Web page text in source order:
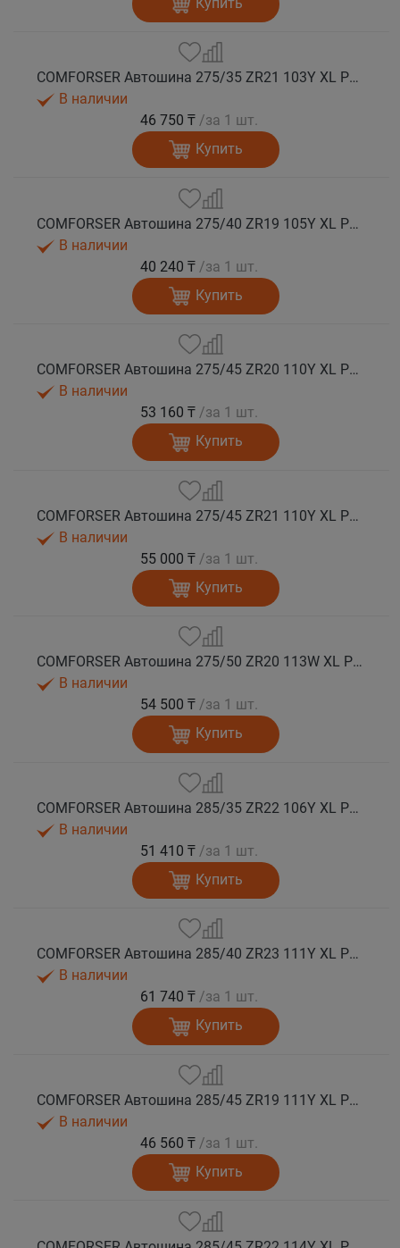
COMFORSER Автошина 275/35 ZR21 103Y XL PURESPEED лето
В наличии
46 750 ₸ /за 1 шт.
Купить
COMFORSER Автошина 275/40 ZR19 105Y XL PURESPEED лето
В наличии
40 240 ₸ /за 1 шт.
Купить
COMFORSER Автошина 275/45 ZR20 110Y XL PURESPEED лето
В наличии
53 160 ₸ /за 1 шт.
Купить
COMFORSER Автошина 275/45 ZR21 110Y XL PURESPEED лето
В наличии
55 000 ₸ /за 1 шт.
Купить
COMFORSER Автошина 275/50 ZR20 113W XL PURESPEED лето
В наличии
54 500 ₸ /за 1 шт.
Купить
COMFORSER Автошина 285/35 ZR22 106Y XL PURESPEED лето
В наличии
51 410 ₸ /за 1 шт.
Купить
COMFORSER Автошина 285/40 ZR23 111Y XL PURESPEED лето
В наличии
61 740 ₸ /за 1 шт.
Купить
COMFORSER Автошина 285/45 ZR19 111Y XL PURESPEED лето
В наличии
46 560 ₸ /за 1 шт.
Купить